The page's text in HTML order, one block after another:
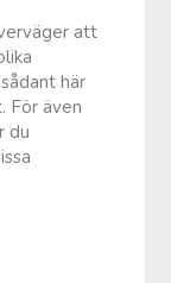
att
här
För även
du